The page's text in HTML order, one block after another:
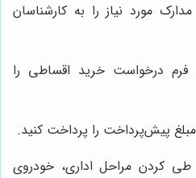
مدارک مورد نیاز را به کارشناسان
فرم درخواست خرید اقساطی را
مبلغ پیش‌پرداخت را پرداخت کنید.
کردن مراحل اداری، خودروی